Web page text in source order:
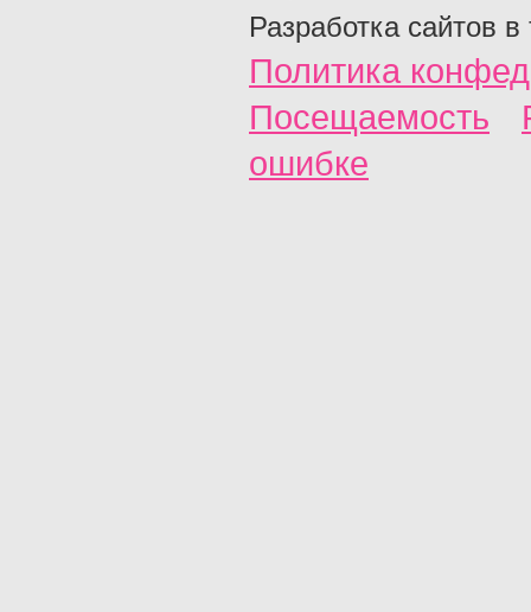
Разработка сайтов в
Политика
Посещаемость
ошибке